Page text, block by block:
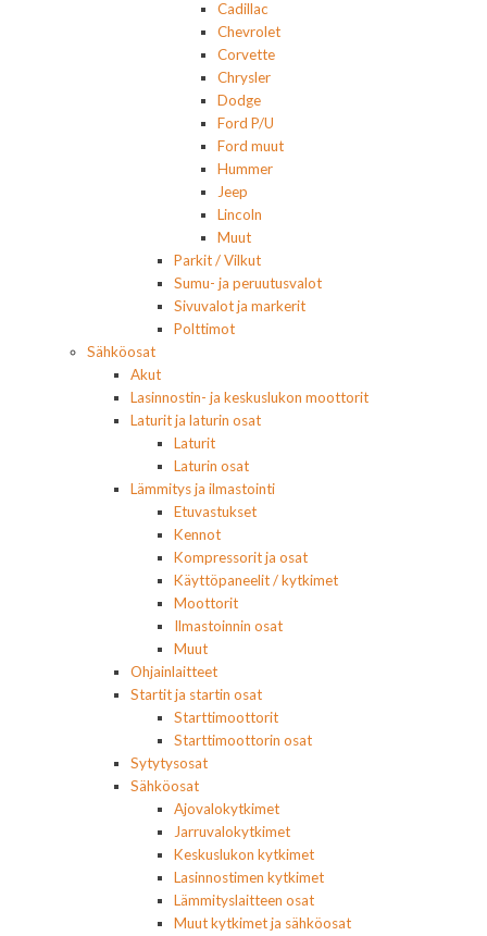
Cadillac
Chevrolet
Corvette
Chrysler
Dodge
Ford P/U
Ford muut
Hummer
Jeep
Lincoln
Muut
Parkit / Vilkut
Sumu- ja peruutusvalot
Sivuvalot ja markerit
Polttimot
Sähköosat
Akut
Lasinnostin- ja keskuslukon moottorit
Laturit ja laturin osat
Laturit
Laturin osat
Lämmitys ja ilmastointi
Etuvastukset
Kennot
Kompressorit ja osat
Käyttöpaneelit / kytkimet
Moottorit
Ilmastoinnin osat
Muut
Ohjainlaitteet
Startit ja startin osat
Starttimoottorit
Starttimoottorin osat
Sytytysosat
Sähköosat
Ajovalokytkimet
Jarruvalokytkimet
Keskuslukon kytkimet
Lasinnostimen kytkimet
Lämmityslaitteen osat
Muut kytkimet ja sähköosat